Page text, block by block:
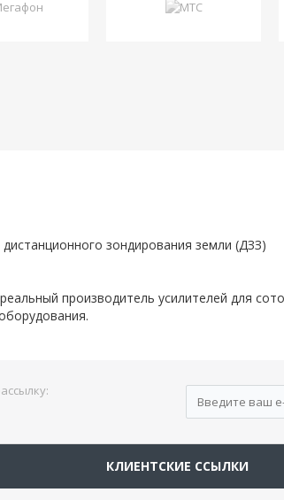
зондирования земли (ДЗЗ)
производитель усилителей для
КЛИЕНТСКИЕ ССЫЛКИ